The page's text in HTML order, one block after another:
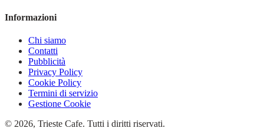
Informazioni
Chi siamo
Contatti
Pubblicità
Privacy Policy
Cookie Policy
Termini di servizio
Gestione Cookie
© 2026, Trieste Cafe. Tutti i diritti riservati.